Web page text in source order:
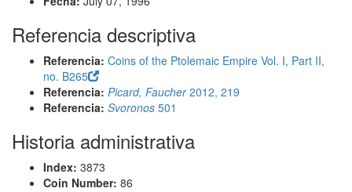
Referencia descriptiva
Referencia: Coins of the Ptolemaic Empire Vol. I, Part II,
no. B265
Referencia: Picard, Faucher2012, 219
Referencia: Svoronos 501
Historia administrativa
Index: 3873
Coin Number: 86